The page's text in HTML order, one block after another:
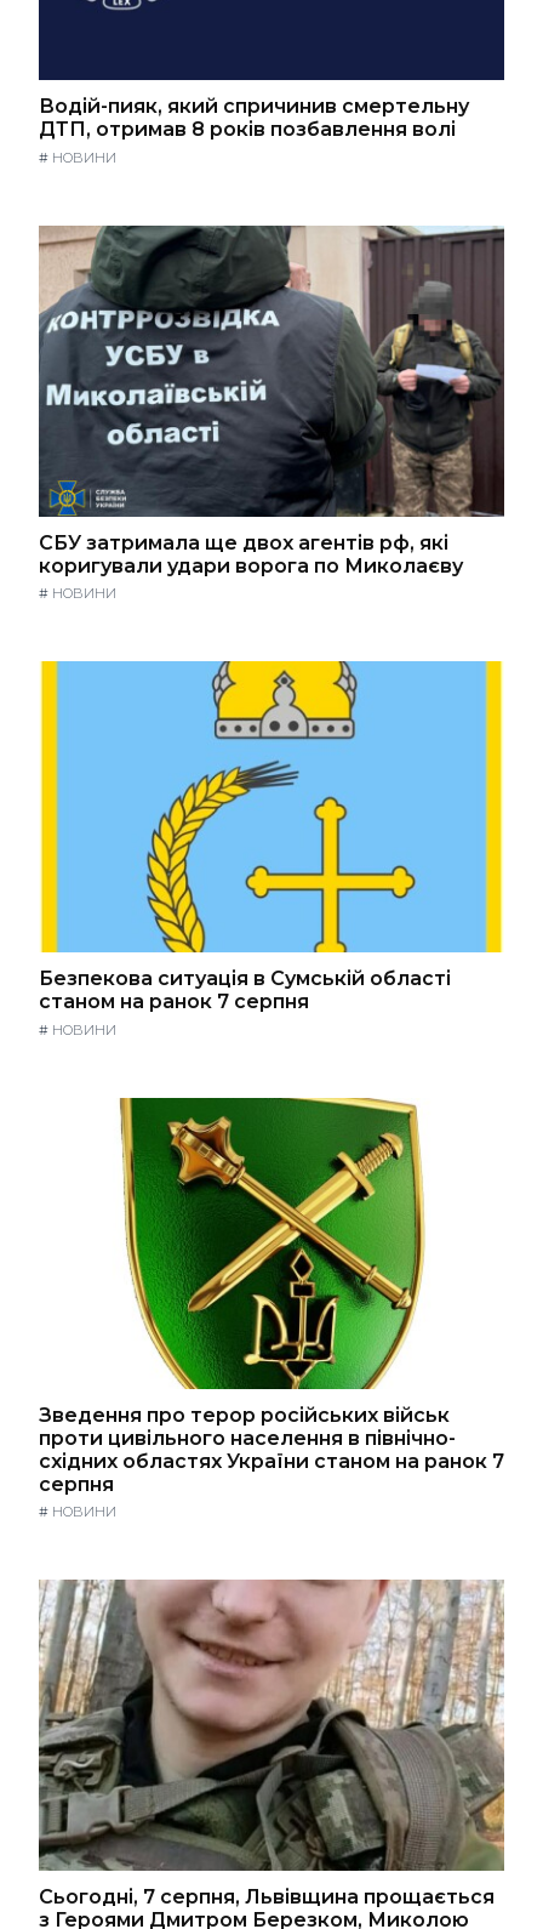
Водій-пияк, який спричинив смертельну
ДТП, отримав 8 років позбавлення волі
# НОВИНИ
СБУ затримала ще двох агентів рф, які
коригували удари ворога по Миколаєву
# НОВИНИ
Безпекова ситуація в Сумській області
станом на ранок 7 серпня
# НОВИНИ
Зведення про терор російських військ
проти цивільного населення в північно-
східних областях України станом на ранок 7
серпня
# НОВИНИ
Сьогодні, 7 серпня, Львівщина прощається
з Героями Дмитром Березком, Миколою